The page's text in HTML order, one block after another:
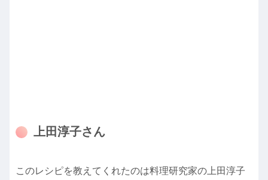
上田淳子さん
このレシピを教えてくれたのは料理研究家の上田淳子